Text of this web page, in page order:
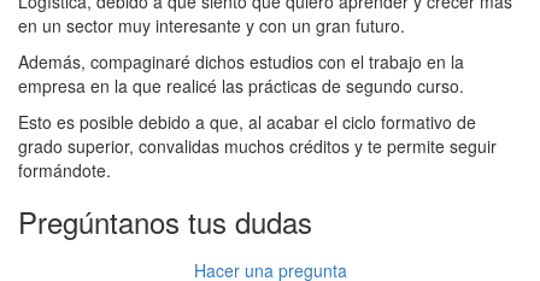
en un sector muy interesante y con un gran futuro.
Además, compaginaré dichos estudios con el trabajo en la
empresa en la que realicé las prácticas de segundo curso.
Esto es posible debido a que, al acabar el ciclo formativo de
grado superior, convalidas muchos créditos y te permite seguir
formándote.
Pregúntanos tus dudas
Hacer una pregunta